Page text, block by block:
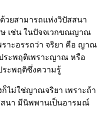
ยสามารถแห่งวิปัสสนา
เช่น ในปัจจเวกขณญาณ
ราะอรรถว่า จริยา คือ ญาณ
ะพฤติเพราะญาณ หรือ
ะพฤติซึ่งความรู้
ก็ไม่ใช่ญาณจริยา เพราะถ้า
นา มีนิพพานเป็นอารมณ์